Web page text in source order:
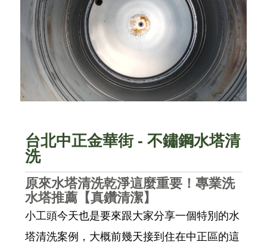
台北中正金華街 - 不鏽鋼水塔清
洗
原來水塔清洗乾淨這麼重要！專業洗
水塔推薦【真鑽清潔】
小工頭今天也是要來跟大家分享一個特別的水
塔清洗案例，大概前幾天接到住在中正區的這